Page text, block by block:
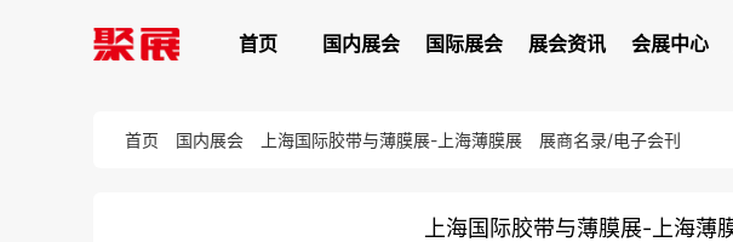
首页 国内展会 国际展会 展会资讯 会展中心
首页 国内展会 上海国际胶带与薄膜展-上海薄膜展 展商名录/电子会刊
上海国际胶带与薄膜展-上海薄